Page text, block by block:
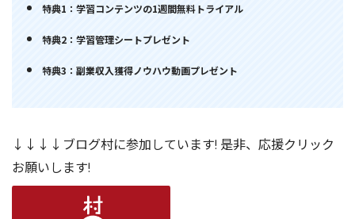
特典1：学習コンテンツの1週間無料トライアル
特典2：学習管理シートプレゼント
特典3：副業収入獲得ノウハウ動画プレゼント
↓↓↓↓ブログ村に参加しています! 是非、応援クリック
お願いします!